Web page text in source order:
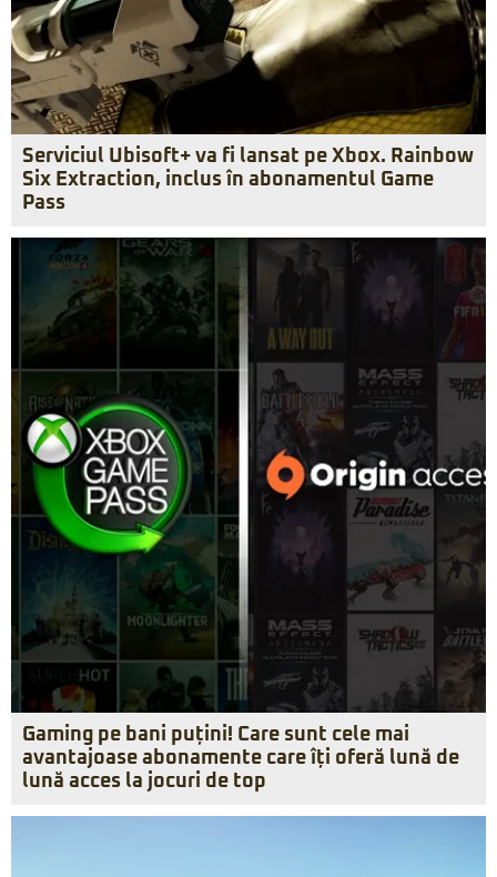
Serviciul Ubisoft+ va fi lansat pe Xbox. Rainbow
Six Extraction, inclus în abonamentul Game
Pass
Gaming pe bani puțini! Care sunt cele mai
avantajoase abonamente care îți oferă lună de
lună acces la jocuri de top